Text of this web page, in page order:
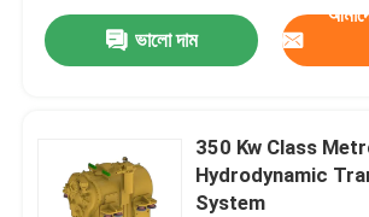
ভালো দাম
350 Kw Class
Hydrodynamic
System